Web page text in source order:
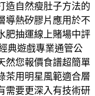
造自然瘦肚子方法的
導熱矽膠片應用於不
肥抽運線上賭場中評
典遊戲專業通管公
然您報價食譜超簡單
茶用明星風範適合層
需要更深入有技術研